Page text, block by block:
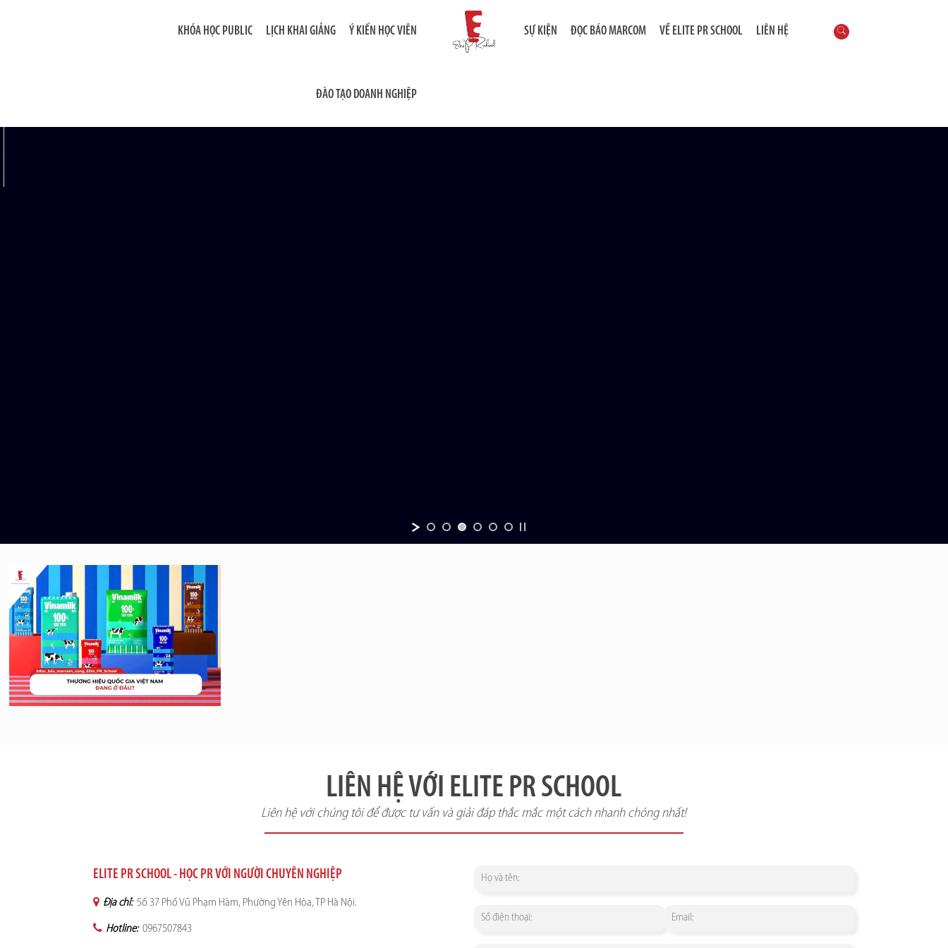
KHÓA HỌC PUBLIC LỊCH KHAI GIẢNG Ý KIẾN HỌC VIÊN
ĐÀO TẠO DOANH NGHIỆP
SỰ KIỆN ĐỌC BÁO MARCOM VỀ ELITE PR SCHOOL LIÊN HỆ
LIÊN HỆ VỚI ELITE PR SCHOOL
Liên hệ với chúng tôi để được tư vấn và giải đáp thắc mắc một cách nhanh chóng nhất!
ELITE PR SCHOOL - HỌC PR VỚI NGƯỜI CHUYÊN NGHIỆP
Địa chỉ: Số 37 Phố Vũ Phạm Hàm, Phường Yên Hòa, TP Hà Nội.
Hotline: 0967507843